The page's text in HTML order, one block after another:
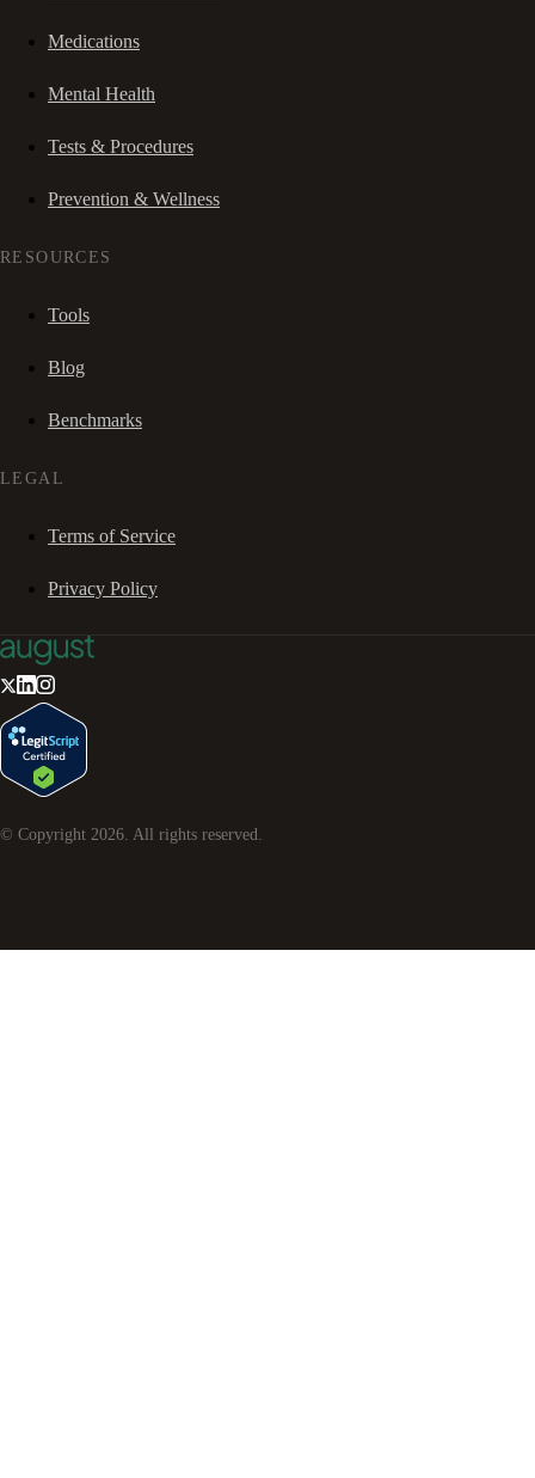
Medications
Mental Health
Tests & Procedures
Prevention & Wellness
RESOURCES
Tools
Blog
Benchmarks
LEGAL
Terms of Service
Privacy Policy
© Copyright 2026 . All rights reserved.